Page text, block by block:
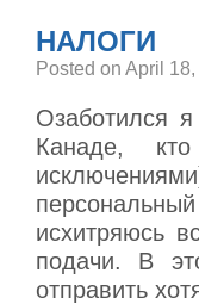
НАЛОГИ
Posted on April
Озаботился
Канаде,
исхитряюсь
подачи. В
отправить